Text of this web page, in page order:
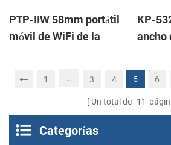
PTP-IIW 58mm portátil
móvil de WiFi de la
impresora térmica
KP-
ancho
de la
del
1 ... 3 4 5 6
Un total de 11
Categorías